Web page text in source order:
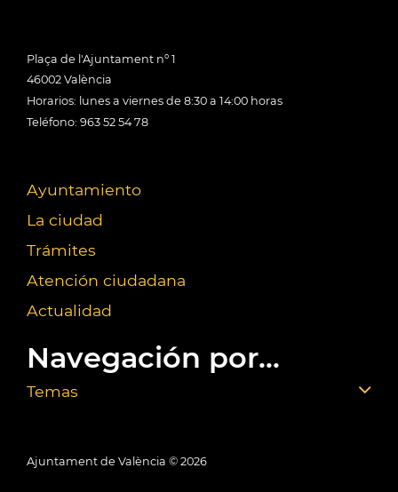
Plaça de l'Ajuntament nº 1
46002 València
Horarios: lunes a viernes de 8:30 a 14:00 horas
Teléfono: 963 52 54 78
Ayuntamiento
La ciudad
Trámites
Atención ciudadana
Actualidad
Navegación por...
Temas
Ajuntament de València © 2026